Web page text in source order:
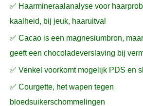
✅ Haarmineraalanalyse voor
kaalheid, bij jeuk, haaruitval
✅ Cacao is een magnesiumbron,
geeft een chocoladeverslaving bij
✅ Venkel voorkomt mogelijk PDS en
✅ Courgette, het wapen tegen
bloedsuikerschommelingen